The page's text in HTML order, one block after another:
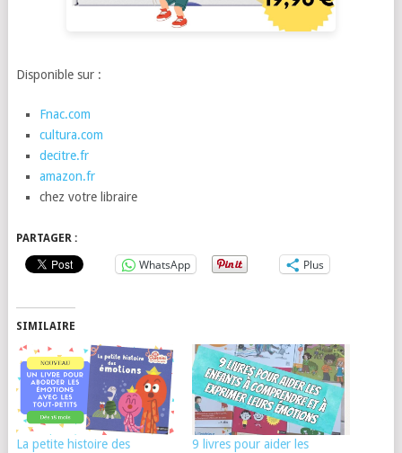
Disponible sur :
Fnac.com
cultura.com
decitre.fr
amazon.fr
chez votre libraire
PARTAGER :
WhatsApp Plus
SIMILAIRE
La petite histoire des
9 livres pour aider les